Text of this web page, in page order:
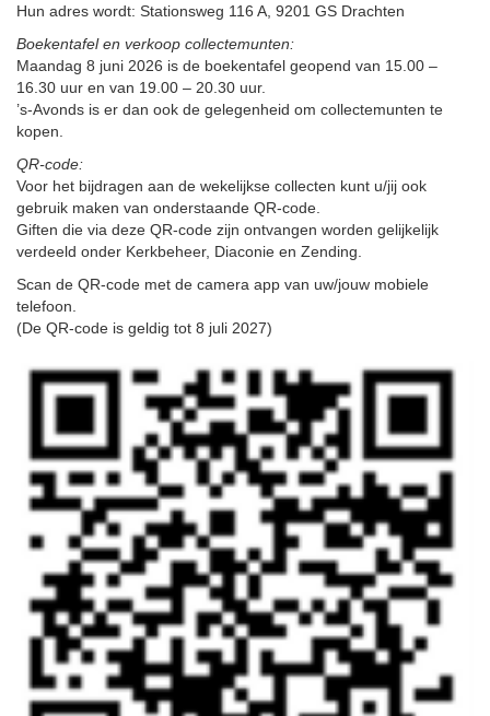
Hun adres wordt: Stationsweg 116 A, 9201 GS Drachten
Boekentafel en verkoop collectemunten:
Maandag 8 juni 2026 is de boekentafel geopend van 15.00 –
16.30 uur en van 19.00 – 20.30 uur.
’s-Avonds is er dan ook de gelegenheid om collectemunten te
kopen.
QR-code:
Voor het bijdragen aan de wekelijkse collecten kunt u/jij ook
gebruik maken van onderstaande QR-code.
Giften die via deze QR-code zijn ontvangen worden gelijkelijk
verdeeld onder Kerkbeheer, Diaconie en Zending.
Scan de QR-code met de camera app van uw/jouw mobiele
telefoon.
(De QR-code is geldig tot 8 juli 2027)